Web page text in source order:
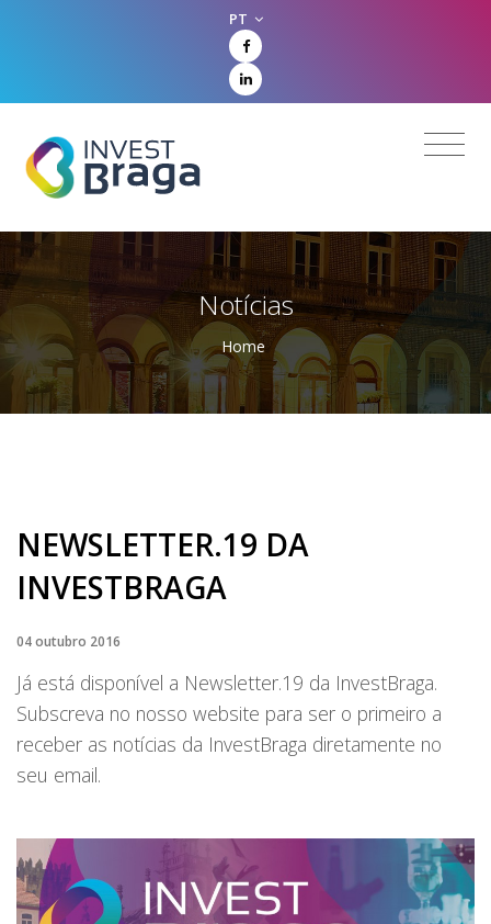
PT
Notícias
Home
NEWSLETTER.19 DA
INVESTBRAGA
04 outubro 2016
Já está disponível a Newsletter.19 da InvestBraga.
Subscreva no nosso website para ser o primeiro a
receber as notícias da InvestBraga diretamente no
seu email.